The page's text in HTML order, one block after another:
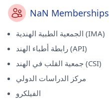
NaN Memberships
الجمعية الطبية الهندية (IMA)
رابطة أطباء الهند (API)
جمعية القلب في الهند (CSI)
مركز الدراسات الدولي
الفيلكرو